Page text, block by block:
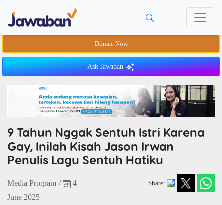
Donate Now
Ask Jawaban
9 Tahun Nggak Sentuh Istri Karena
Gay, Inilah Kisah Jason Irwan
Penulis Lagu Sentuh Hatiku
Media Program /
4
June 2025
Share: